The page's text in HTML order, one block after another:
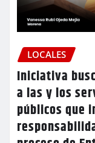
LOCALES
Iniciativa
a las y los
públicos que